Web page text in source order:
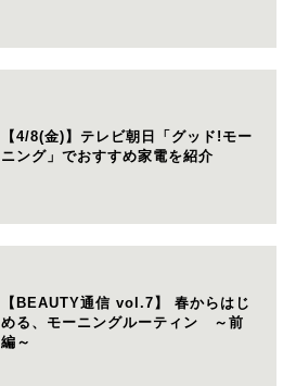
【4/8(金)】テレビ朝日「グッド!モー
ニング」でおすすめ家電を紹介
【BEAUTY通信 vol.7】 春からはじ
める、モーニングルーティン ～前
編～